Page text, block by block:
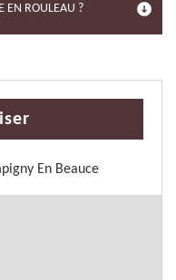
EN ROULEAU ?
En Beauce